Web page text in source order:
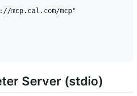
mcp.cal.com/mcp"
Server (stdio)